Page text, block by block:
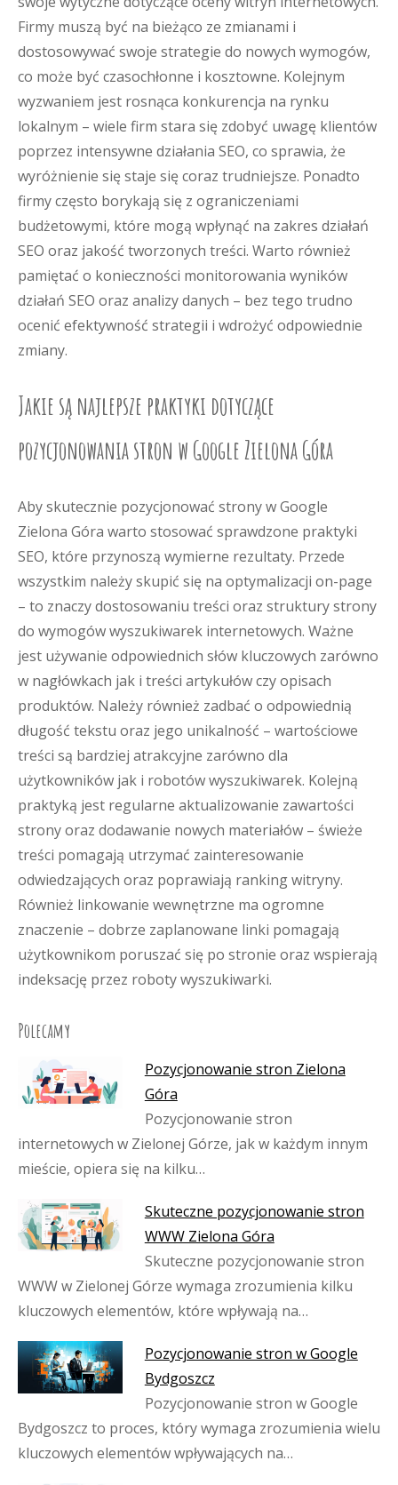
Firmy muszą być na bieżąco ze zmianami i
dostosowywać swoje strategie do nowych wymogów,
co może być czasochłonne i kosztowne. Kolejnym
wyzwaniem jest rosnąca konkurencja na rynku
lokalnym – wiele firm stara się zdobyć uwagę klientów
poprzez intensywne działania SEO, co sprawia, że
wyróżnienie się staje się coraz trudniejsze. Ponadto
firmy często borykają się z ograniczeniami
budżetowymi, które mogą wpłynąć na zakres działań
SEO oraz jakość tworzonych treści. Warto również
pamiętać o konieczności monitorowania wyników
działań SEO oraz analizy danych – bez tego trudno
ocenić efektywność strategii i wdrożyć odpowiednie
zmiany.
Jakie są najlepsze praktyki dotyczące
pozycjonowania stron w Google Zielona Góra
Aby skutecznie pozycjonować strony w Google
Zielona Góra warto stosować sprawdzone praktyki
SEO, które przynoszą wymierne rezultaty. Przede
wszystkim należy skupić się na optymalizacji on-page
– to znaczy dostosowaniu treści oraz struktury strony
do wymogów wyszukiwarek internetowych. Ważne
jest używanie odpowiednich słów kluczowych zarówno
w nagłówkach jak i treści artykułów czy opisach
produktów. Należy również zadbać o odpowiednią
długość tekstu oraz jego unikalność – wartościowe
treści są bardziej atrakcyjne zarówno dla
użytkowników jak i robotów wyszukiwarek. Kolejną
praktyką jest regularne aktualizowanie zawartości
strony oraz dodawanie nowych materiałów – świeże
treści pomagają utrzymać zainteresowanie
odwiedzających oraz poprawiają ranking witryny.
Również linkowanie wewnętrzne ma ogromne
znaczenie – dobrze zaplanowane linki pomagają
użytkownikom poruszać się po stronie oraz wspierają
indeksację przez roboty wyszukiwarki.
Polecamy
Pozycjonowanie stron Zielona
Góra
Pozycjonowanie stron
internetowych w Zielonej Górze, jak w każdym innym
mieście, opiera się na kilku…
Skuteczne pozycjonowanie stron
WWW Zielona Góra
Skuteczne pozycjonowanie stron
WWW w Zielonej Górze wymaga zrozumienia kilku
kluczowych elementów, które wpływają na…
Pozycjonowanie stron w Google
Bydgoszcz
Pozycjonowanie stron w Google
Bydgoszcz to proces, który wymaga zrozumienia wielu
kluczowych elementów wpływających na…